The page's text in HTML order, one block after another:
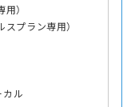
）
プラン専用）
ル